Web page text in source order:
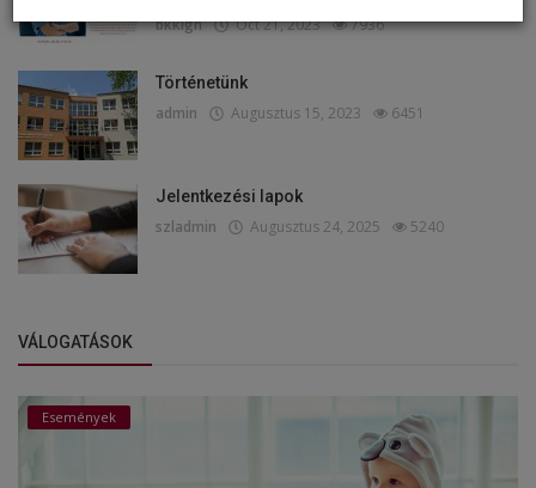
bkkigh Oct 21, 2023 7936
Történetünk
admin Augusztus 15, 2023 6451
Jelentkezési lapok
szladmin Augusztus 24, 2025 5240
VÁLOGATÁSOK
Események